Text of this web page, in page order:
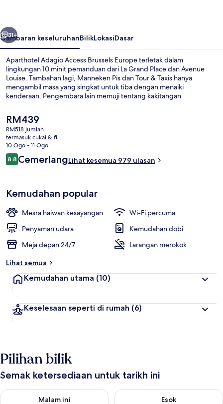
Seterusnya
31+
Gambaran keseluruhanBilikLokasiDasar
Aparthotel Adagio Access Brussels Europe terletak dalam
lingkungan 10 minit pemanduan dari La Grand Place dan Avenue
Louise. Tambahan lagi, Manneken Pis dan Tour & Taxis hanya
mengambil masa yang singkat untuk tiba dengan menaiki
kenderaan. Pengembara lain memuji tentang kakitangan.
ialah 5 minit dan Stesen Arts-Loi - Kunst-Wet ialah 7 minit.
Harga
semasa
ialah
RM439
RM439
RM518 jumlah
termasuk cukai & fi
10 Ogo - 11 Ogo
Ulasan
8.88.8 daripada 10
CemerlangLihat kesemua 979 ulasan
Kemudahan popular
Mesra haiwan kesayangan
Wi-Fi percuma
Penyaman udara
Kemudahan dobi
Meja depan 24/7
Larangan merokok
Lihat semua
Kemudahan utama (10)
Keselesaan seperti di rumah (6)
Pilihan bilik
Semak ketersediaan untuk tarikh ini
Malam ini
Semak ketersediaan untuk malam ini Ogo 8 - Ogo 9
Esok
Semak ketersediaan untuk